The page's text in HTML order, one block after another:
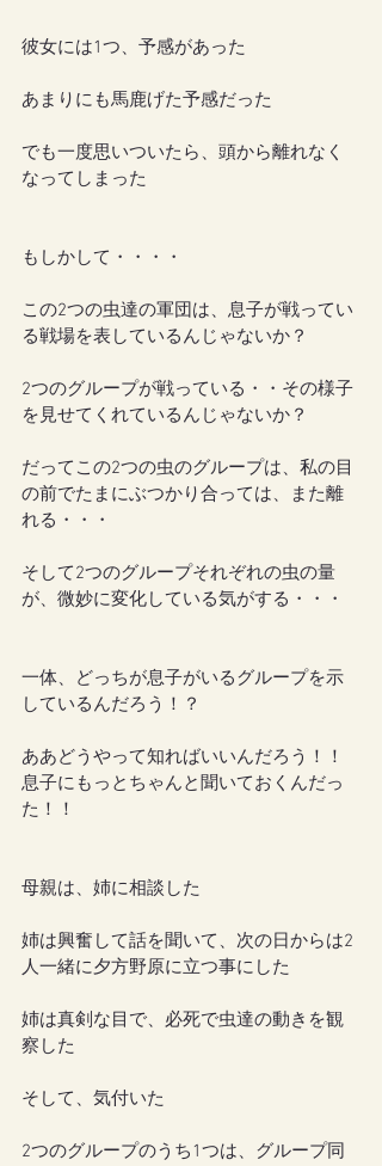
彼女には1つ、予感があった
あまりにも馬鹿げた予感だった
でも一度思いついたら、頭から離れなく
なってしまった
もしかして・・・・
この2つの虫達の軍団は、息子が戦ってい
る戦場を表しているんじゃないか？
2つのグループが戦っている・・その様子
を見せてくれているんじゃないか？
だってこの2つの虫のグループは、私の目
の前でたまにぶつかり合っては、また離
れる・・・
そして2つのグループそれぞれの虫の量
が、微妙に変化している気がする・・・
一体、どっちが息子がいるグループを示
しているんだろう！？
ああどうやって知ればいいんだろう！！
息子にもっとちゃんと聞いておくんだっ
た！！
母親は、姉に相談した
姉は興奮して話を聞いて、次の日からは2
人一緒に夕方野原に立つ事にした
姉は真剣な目で、必死で虫達の動きを観
察した
そして、気付いた
2つのグループのうち1つは、グループ同